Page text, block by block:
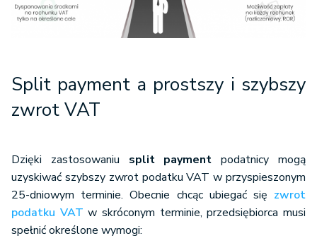
Split payment a prostszy i szybszy
zwrot VAT
Dzięki zastosowaniu split payment podatnicy mogą
uzyskiwać szybszy zwrot podatku VAT w przyspieszonym
25-dniowym terminie. Obecnie chcąc ubiegać się zwrot
podatku VAT w skróconym terminie, przedsiębiorca musi
spełnić określone wymogi: